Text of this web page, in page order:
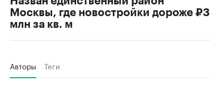
Москвы, где новостройки дороже ₽3
млн за кв. м
Авторы Теги